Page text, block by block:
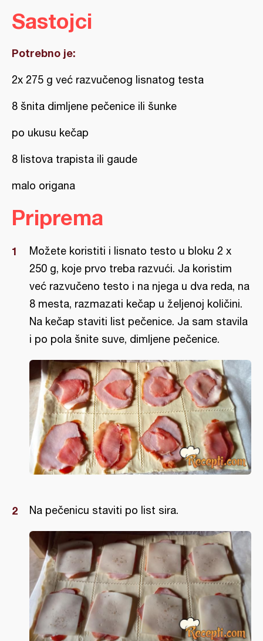
Sastojci
Potrebno je:
2x 275 g već razvučenog lisnatog testa
8 šnita dimljene pečenice ili šunke
po ukusu kečap
8 listova trapista ili gaude
malo origana
Priprema
Možete koristiti i lisnato testo u bloku 2 x
250 g, koje prvo treba razvući. Ja koristim
već razvučeno testo i na njega u dva reda, na
8 mesta, razmazati kečap u željenoj količini.
Na kečap staviti list pečenice. Ja sam stavila
i po pola šnite suve, dimljene pečenice.
Na pečenicu staviti po list sira.